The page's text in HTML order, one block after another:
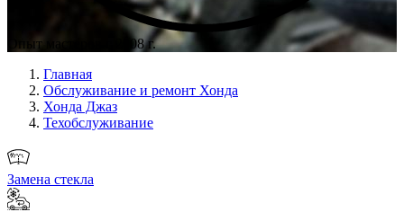
Опыт мастеров с 2008 г.
Главная
Обслуживание и ремонт Хонда
Хонда Джаз
Техобслуживание
Замена стекла